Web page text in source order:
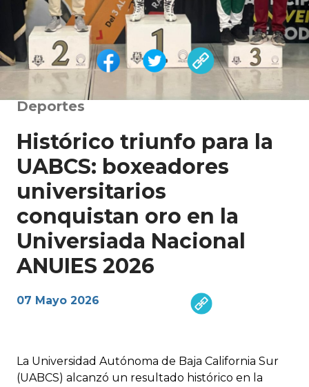
Deportes
Histórico triunfo para la
UABCS: boxeadores
universitarios
conquistan oro en la
Universiada Nacional
ANUIES 2026
07 Mayo 2026
La Universidad Autónoma de Baja California Sur
(UABCS) alcanzó un resultado histórico en la